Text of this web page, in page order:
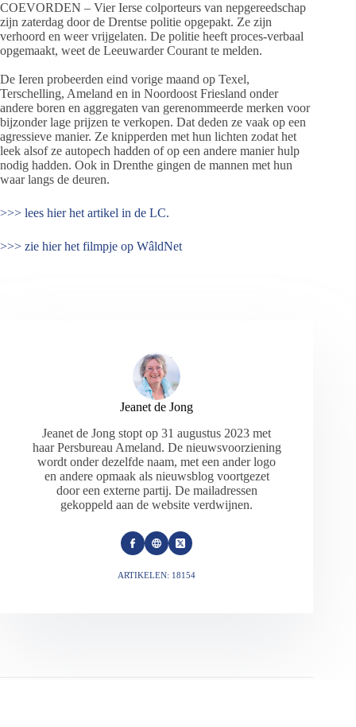
COEVORDEN – Vier Ierse colporteurs van nepgereedschap
zijn zaterdag door de Drentse politie opgepakt. Ze zijn
verhoord en weer vrijgelaten. De politie heeft proces-verbaal
opgemaakt, weet de Leeuwarder Courant te melden.
De Ieren probeerden eind vorige maand op Texel,
Terschelling, Ameland en in Noordoost Friesland onder
andere boren en aggregaten van gerenommeerde merken voor
bijzonder lage prijzen te verkopen. Dat deden ze vaak op een
agressieve manier. Ze knipperden met hun lichten zodat het
leek alsof ze autopech hadden of op een andere manier hulp
nodig hadden. Ook in Drenthe gingen de mannen met hun
waar langs de deuren.
>>> lees hier het artikel in de LC.
>>> zie hier het filmpje op WâldNet
Jeanet de Jong
Jeanet de Jong stopt op 31 augustus 2023 met
haar Persbureau Ameland. De nieuwsvoorziening
wordt onder dezelfde naam, met een ander logo
en andere opmaak als nieuwsblog voortgezet
door een externe partij. De mailadressen
gekoppeld aan de website verdwijnen.
ARTIKELEN: 18154